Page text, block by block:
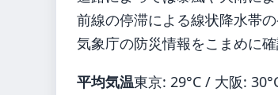
前線の停滞による線状降水帯の
気象庁の防災情報をこまめに確
平均気温東京: 29°C / 大阪: